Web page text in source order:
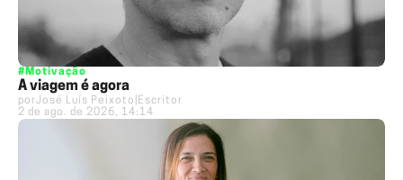
#Motivação
A viagem é agora
porJosé Luís Peixoto Escritor
2 de ago. de 2026, 14:14